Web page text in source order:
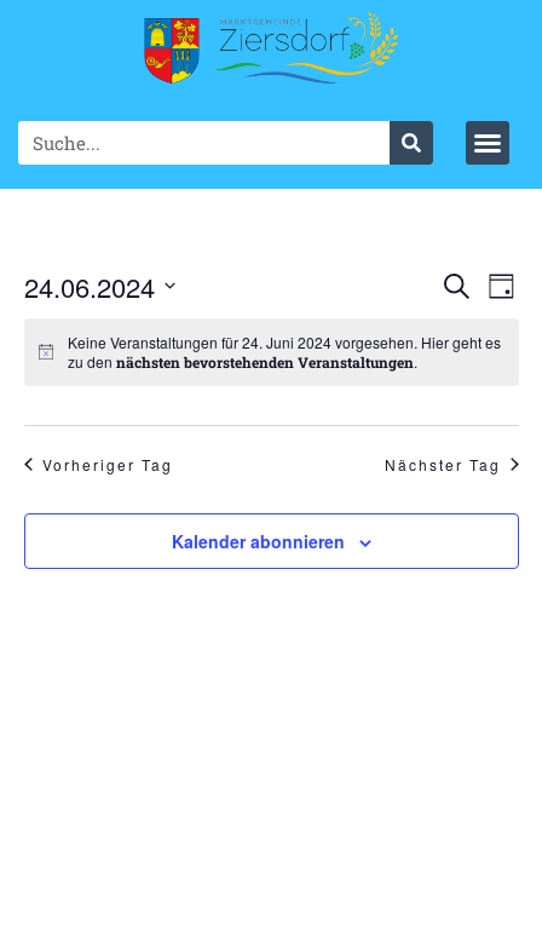
SucheTag
24.06.2024
wählen.Keine Veranstaltungen für 24. Juni 2024 vorgesehen. Hier geht es
zu den nächsten bevorstehenden Veranstaltungen.
Vorheriger Tag Nächster Tag
Kalender abonnieren